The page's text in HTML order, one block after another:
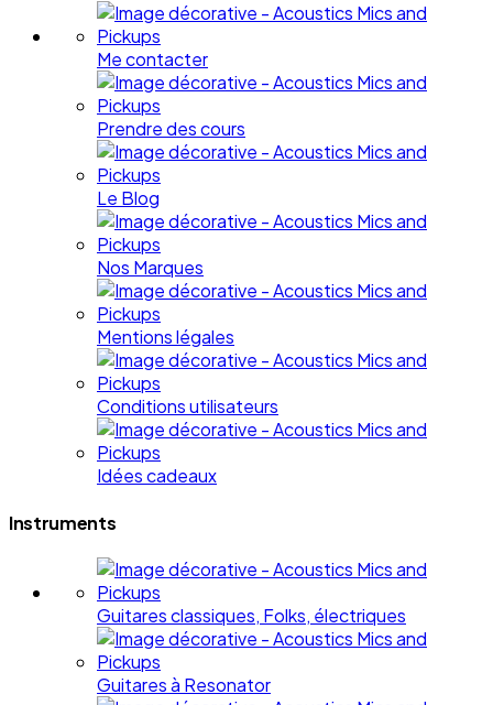
Me contacter
Prendre des cours
Le Blog
Nos Marques
Mentions légales
Conditions utilisateurs
Idées cadeaux
Instruments
Guitares classiques, Folks, électriques
Guitares à Resonator